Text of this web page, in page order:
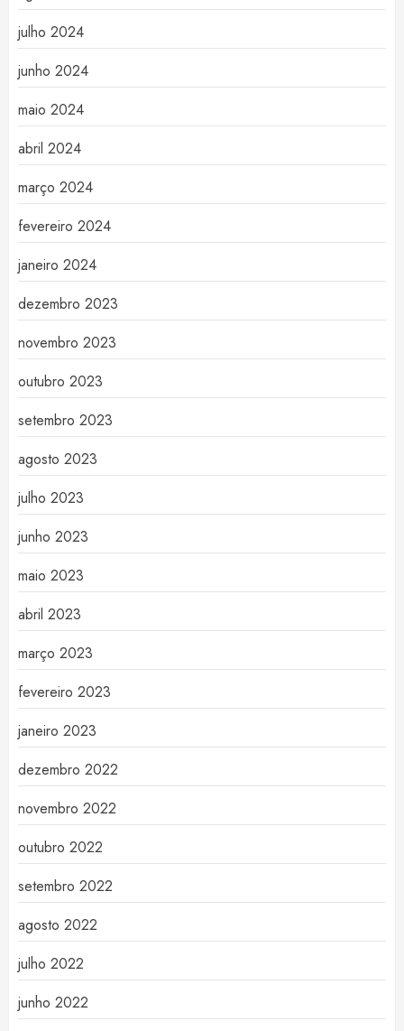
julho 2024
junho 2024
maio 2024
abril 2024
março 2024
fevereiro 2024
janeiro 2024
dezembro 2023
novembro 2023
outubro 2023
setembro 2023
agosto 2023
julho 2023
junho 2023
maio 2023
abril 2023
março 2023
fevereiro 2023
janeiro 2023
dezembro 2022
novembro 2022
outubro 2022
setembro 2022
agosto 2022
julho 2022
junho 2022